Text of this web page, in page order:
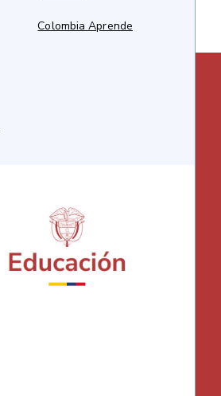
Colombia Aprende